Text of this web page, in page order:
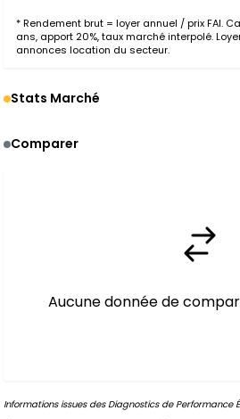
* Rendement brut = loyer annuel / prix FAI.
ans, apport 20%, taux marché interpolé.
annonces location du secteur.
Stats Marché
Comparer
Aucune donnée de
Informations issues des Diagnostics de Performance